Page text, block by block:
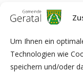
Um Ihnen ein
Technologien wie
speichern und/oder
engagierten
Pressestelle